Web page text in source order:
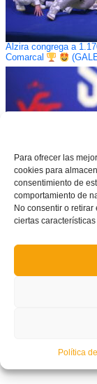
Para ofrecer las
cookies para
consentimiento de
comportamiento de
No consentir o
ciertas características
Política
Alzira congrega a
Comarcal
masculina sub14 de